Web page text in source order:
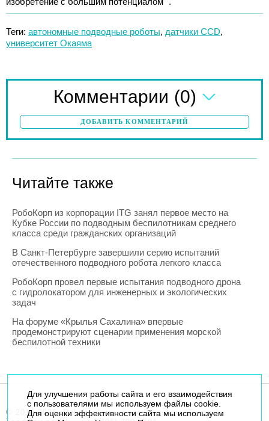
Теги: автономные подводные роботы, датчики CCD,
университет Окаяма
Комментарии (0)
ДОБАВИТЬ КОММЕНТАРИЙ
Читайте также
РобоКорп из корпорации ITG занял первое место на
Кубке России по подводным беспилотникам среднего
класса среди гражданских организаций
В Санкт-Петербурге завершили серию испытаний
отечественного подводного робота легкого класса
РобоКорп провел первые испытания подводного дрона
с гидролокатором для инженерных и экологических
задач
На форуме «Крылья Сахалина» впервые
продемонстрируют сценарии применения морской
беспилотной техники
© 2014-2026. Robogeek.ru - проект группы “Текарт”.
Для улучшения работы сайта и его взаимодействия
с пользователями мы используем файлы cookie.
Для оценки эффективности сайта мы используем